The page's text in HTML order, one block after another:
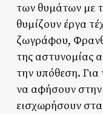
των θυμάτων με
θυμίζουν έργα
ζωγράφου,
της αστυνομίας
την υπόθεση.
να αφήσουν στην
εισχωρήσουν